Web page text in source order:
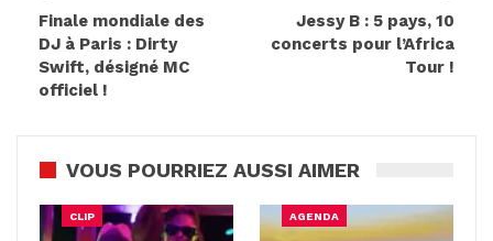
Finale mondiale des
DJ à Paris : Dirty
Swift, désigné MC
officiel !
Jessy B : 5 pays, 10
concerts pour l’Africa
Tour !
VOUS POURRIEZ AUSSI AIMER
CLIP AGENDA